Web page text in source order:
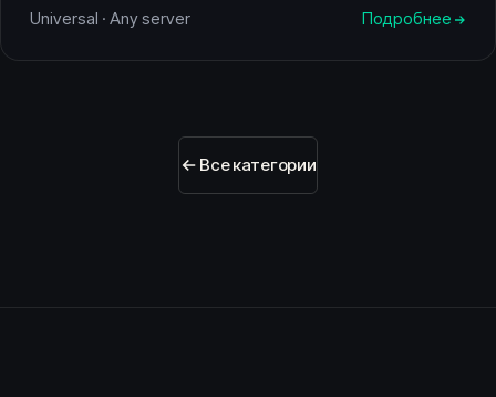
Universal · Any server Подробнее
Все категории